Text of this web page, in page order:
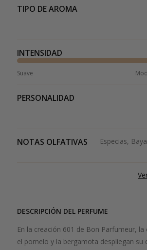
TIPO DE AROMA
INTENSIDAD
Suave
PERSONALIDAD
NOTAS OLFATIVAS
Especias,
DESCRIPCIÓN DEL PERFUME
En la creación 601 de Bon Parfumeur,
el pomelo y la bergamota despliegan